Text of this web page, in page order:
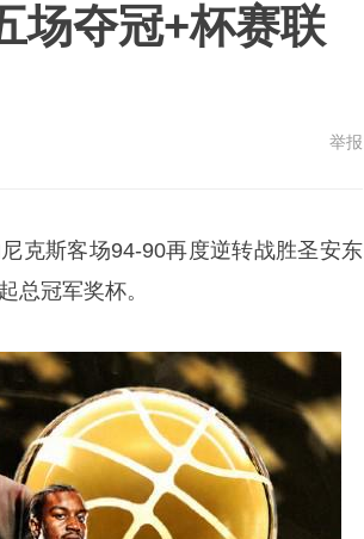
场夺冠+杯赛联
举报
克斯客场94-90再度逆转战胜圣安东
总冠军奖杯。